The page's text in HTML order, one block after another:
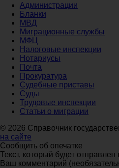
Администрации
Бланки
МВД
Миграционные службы
МФЦ
Налоговые инспекции
Нотариусы
Почта
Прокуратура
Судебные приставы
Суды
Трудовые инспекции
Статьи о миграции
© 2026 Справочник
на сайте
Сообщить об опечатке
Текст, который будет
Ваш комментарий